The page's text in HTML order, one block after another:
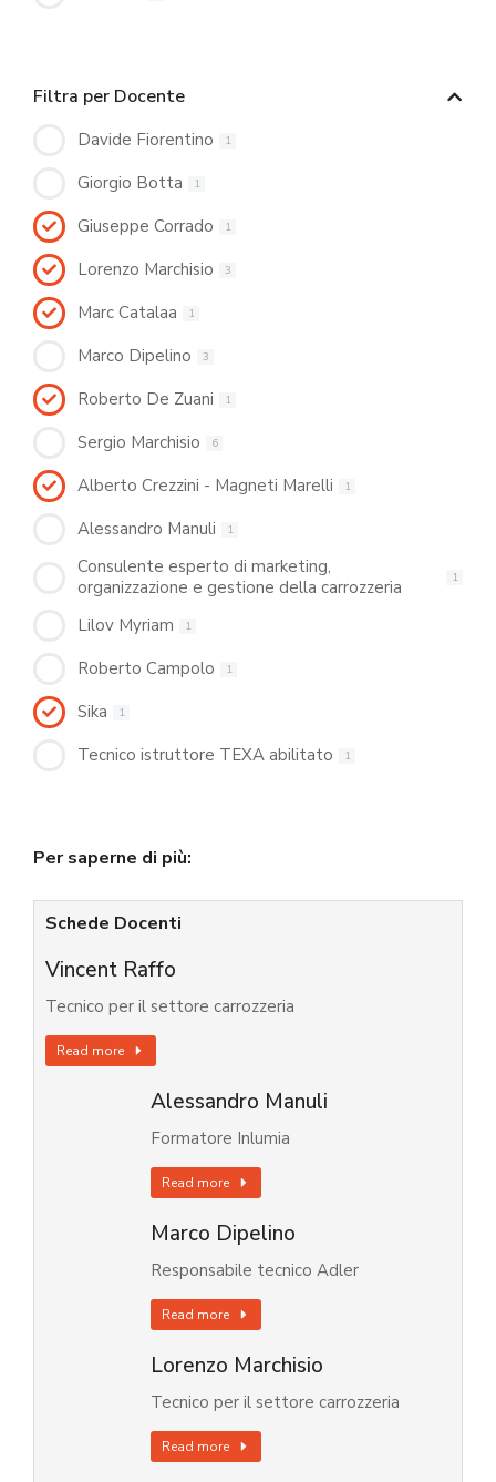
Filtra per Docente
Davide Fiorentino 1
Giorgio Botta 1
Giuseppe Corrado 1
Lorenzo Marchisio 3
Marc Catalaa 1
Marco Dipelino 3
Roberto De Zuani 1
Sergio Marchisio 6
Alberto Crezzini - Magneti Marelli 1
Alessandro Manuli 1
Consulente esperto di marketing,
organizzazione e gestione della carrozzeria
1
Lilov Myriam 1
Roberto Campolo 1
Sika 1
Tecnico istruttore TEXA abilitato 1
Per saperne di più:
Schede Docenti
Vincent Raffo
Tecnico per il settore carrozzeria
Read more
Alessandro Manuli
Formatore Inlumia
Read more
Marco Dipelino
Responsabile tecnico Adler
Read more
Lorenzo Marchisio
Tecnico per il settore carrozzeria
Read more